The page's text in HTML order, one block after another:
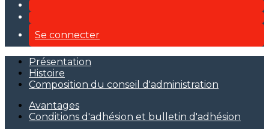
Se connecter
Présentation
Histoire
Composition du conseil d'administration
Avantages
Conditions d'adhésion et bulletin d'adhésion